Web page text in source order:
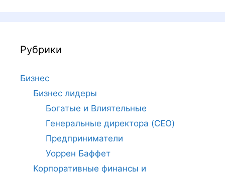
Рубрики
Бизнес
Бизнес лидеры
Богатые и Влиятельные
Генеральные директора (CEO)
Предприниматели
Уоррен Баффет
Корпоративные финансы и